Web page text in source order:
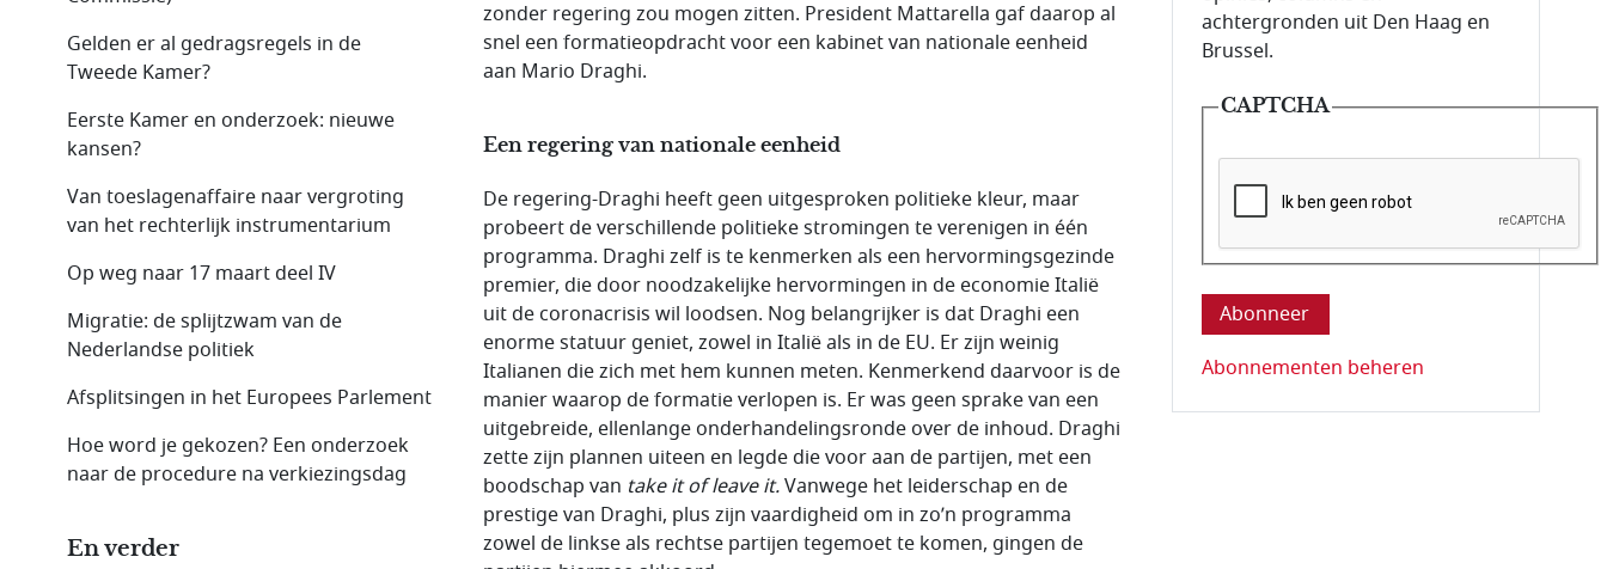
zonder regering zou mogen zitten. President Mattarella gaf daarop al
snel een formatieopdracht voor een kabinet van nationale eenheid
aan Mario Draghi.
Een regering van nationale eenheid
De regering-Draghi heeft geen uitgesproken politieke kleur, maar
probeert de verschillende politieke stromingen te verenigen in één
programma. Draghi zelf is te kenmerken als een hervormingsgezinde
premier, die door noodzakelijke hervormingen in de economie Italië
uit de coronacrisis wil loodsen. Nog belangrijker is dat Draghi een
enorme statuur geniet, zowel in Italië als in de EU. Er zijn weinig
Italianen die zich met hem kunnen meten. Kenmerkend daarvoor is de
manier waarop de formatie verlopen is. Er was geen sprake van een
uitgebreide, ellenlange onderhandelingsronde over de inhoud. Draghi
zette zijn plannen uiteen en legde die voor aan de partijen, met een
boodschap van take it of leave it.Vanwege het leiderschap en de
prestige van Draghi, plus zijn vaardigheid om in zo’n programma
zowel de linkse als rechtse partijen tegemoet te komen, gingen de
Gelden er al gedragsregels in de
Tweede Kamer?
Eerste Kamer en onderzoek: nieuwe
kansen?
Van toeslagenaffaire naar vergroting
van het rechterlijk instrumentarium
Op weg naar 17 maart deel IV
Migratie: de splijtzwam van de
Nederlandse politiek
Afsplitsingen in het Europees Parlement
Hoe word je gekozen? Een onderzoek
naar de procedure na verkiezingsdag
En verder
achtergronden uit Den Haag en
Brussel.
CAPTCHA
Deze vraag is om te controleren dat u
Abonnementen beheren